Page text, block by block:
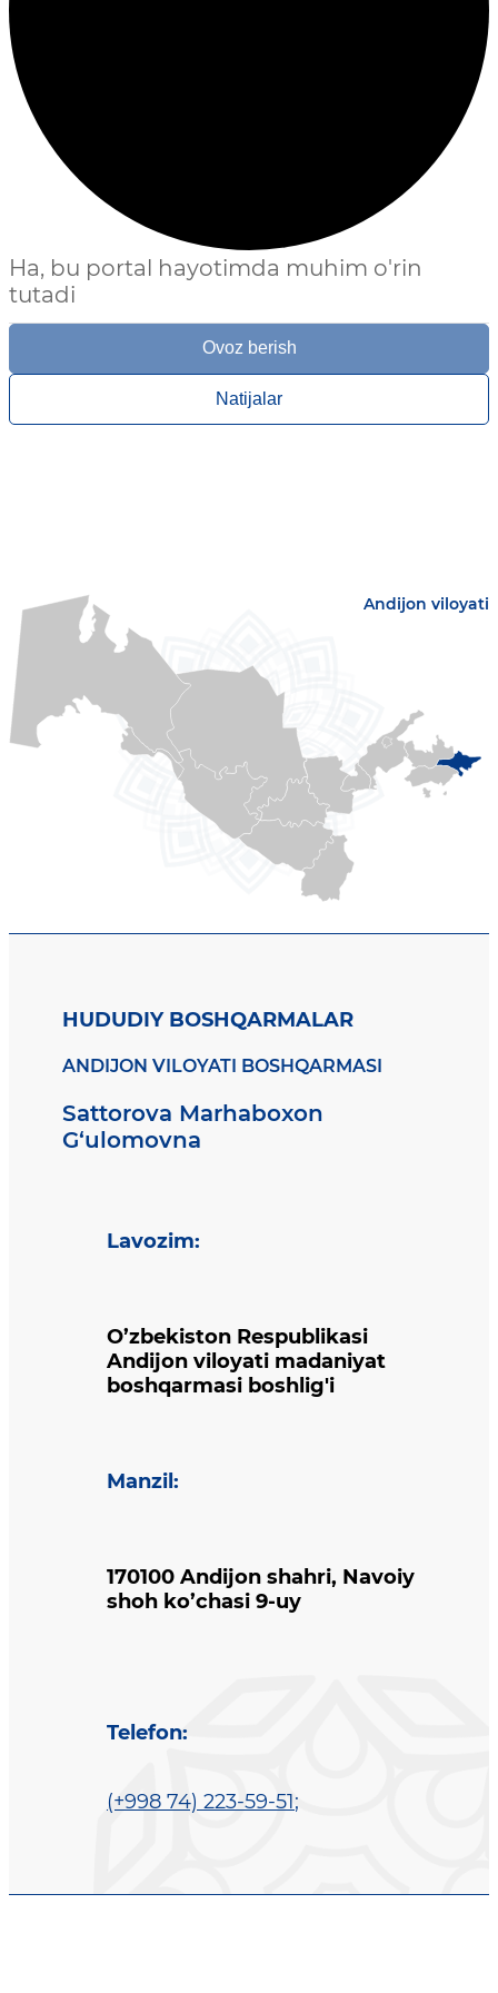
Ha, bu portal hayotimda muhim o'rin
tutadi
Ovoz berish
Natijalar
Andijon viloyati
HUDUDIY BOSHQARMALAR
ANDIJON VILOYATI BOSHQARMASI
Sattorova Marhaboxon
G‘ulomovna
Lavozim:
O’zbekiston Respublikasi
Andijon viloyati madaniyat
boshqarmasi boshlig'i
Manzil :
170100 Andijon shahri, Navoiy
shoh ko’chasi 9-uy
Telefon:
(+998 74) 223-59-51;